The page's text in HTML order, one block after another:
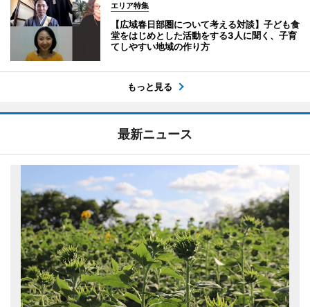
エリア特集
【広域春日部圏について考える対談】子ども食
堂をはじめとした活動をする3人に聞く、子育
てしやすい地域の作り方
もっと見る
最新ニュース